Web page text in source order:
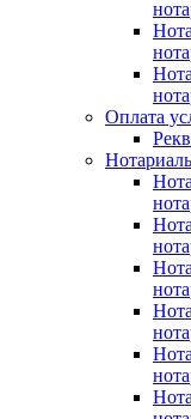
Оплата